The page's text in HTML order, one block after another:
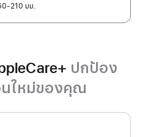
210 มม.
ปกป้อง
นใหม่ของคุณ